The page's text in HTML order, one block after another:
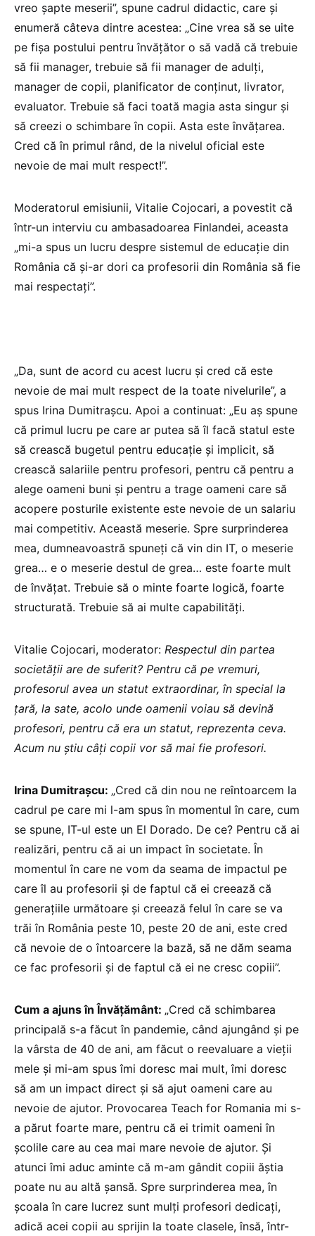
vreo șapte meserii”, spune cadrul didactic, care și
enumeră câteva dintre acestea: „Cine vrea să se uite
pe fișa postului pentru învățător o să vadă că trebuie
să fii manager, trebuie să fii manager de adulți,
manager de copii, planificator de conținut, livrator,
evaluator. Trebuie să faci toată magia asta singur și
să creezi o schimbare în copii. Asta este învățarea.
Cred că în primul rând, de la nivelul oficial este
nevoie de mai mult respect!”.
Moderatorul emisiunii, Vitalie Cojocari, a povestit că
într-un interviu cu ambasadoarea Finlandei, aceasta
„mi-a spus un lucru despre sistemul de educație din
România că și-ar dori ca profesorii din România să fie
mai respectați”.
„Da, sunt de acord cu acest lucru și cred că este
nevoie de mai mult respect de la toate nivelurile”, a
spus Irina Dumitrașcu. Apoi a continuat: „Eu aș spune
că primul lucru pe care ar putea să îl facă statul este
să crească bugetul pentru educație și implicit, să
crească salariile pentru profesori, pentru că pentru a
alege oameni buni și pentru a trage oameni care să
acopere posturile existente este nevoie de un salariu
mai competitiv. Această meserie. Spre surprinderea
mea, dumneavoastră spuneți că vin din IT, o meserie
grea… e o meserie destul de grea… este foarte mult
de învățat. Trebuie să o minte foarte logică, foarte
structurată. Trebuie să ai multe capabilități.
Vitalie Cojocari, moderator: Respectul din partea
societății are de suferit? Pentru că pe vremuri,
profesorul avea un statut extraordinar, în special la
țară, la sate, acolo unde oamenii voiau să devină
profesori, pentru că era un statut, reprezenta ceva.
Acum nu știu câți copii vor să mai fie profesori.
Irina Dumitrașcu: „Cred că din nou ne reîntoarcem la
cadrul pe care mi l-am spus în momentul în care, cum
se spune, IT-ul este un El Dorado. De ce? Pentru că ai
realizări, pentru că ai un impact în societate. În
momentul în care ne vom da seama de impactul pe
care îl au profesorii și de faptul că ei creează că
generațiile următoare și creează felul în care se va
trăi în România peste 10, peste 20 de ani, este cred
că nevoie de o întoarcere la bază, să ne dăm seama
ce fac profesorii și de faptul că ei ne cresc copiii”.
Cum a ajuns în Învățământ: „Cred că schimbarea
principală s-a făcut în pandemie, când ajungând și pe
la vârsta de 40 de ani, am făcut o reevaluare a vieții
mele și mi-am spus îmi doresc mai mult, îmi doresc
să am un impact direct și să ajut oameni care au
nevoie de ajutor. Provocarea Teach for Romania mi s-
a părut foarte mare, pentru că ei trimit oameni în
școlile care au cea mai mare nevoie de ajutor. Și
atunci îmi aduc aminte că m-am gândit copiii ăștia
poate nu au altă șansă. Spre surprinderea mea, în
școala în care lucrez sunt mulți profesori dedicați,
adică acei copii au sprijin la toate clasele, însă, într-